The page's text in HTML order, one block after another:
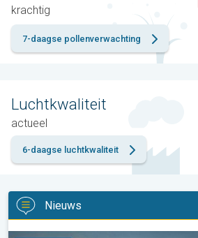
krachtig
7-daagse pollenverwachting
Luchtkwaliteit
actueel
6-daagse luchtkwaliteit
Nieuws